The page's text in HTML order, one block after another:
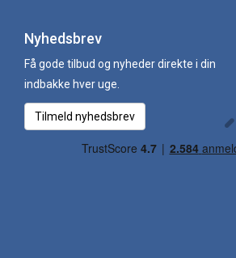
Nyhedsbrev
Få gode tilbud og nyheder direkte i din
indbakke hver uge.
Tilmeld nyhedsbrev